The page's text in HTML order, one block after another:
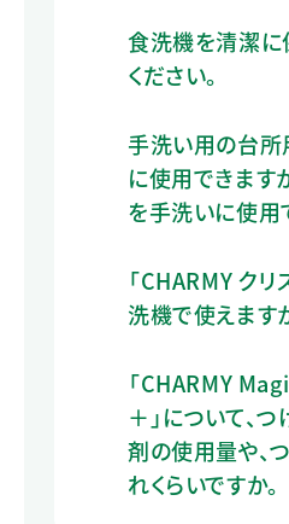
食洗機を清潔に
ください。
手洗い用の台
に使用できます
を手洗いに使用
「CHARMY クリ
洗機で使えます
「CHARMY
＋」について、
剤の使用量や、
れくらいですか。